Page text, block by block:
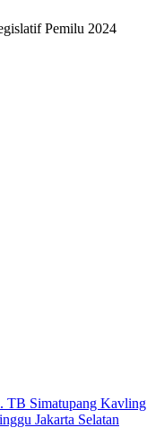
Pemilu 2024
TB Simatupang Kavling
Jakarta Selatan